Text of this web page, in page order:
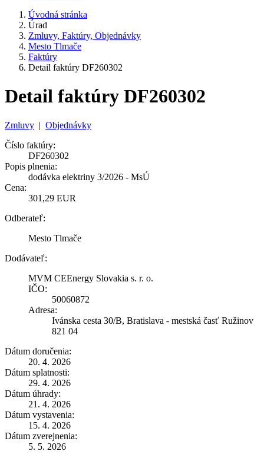
Úvodná stránka
Úrad
Zmluvy, Faktúry, Objednávky
Mesto Tlmače
Faktúry
Detail faktúry DF260302
Detail faktúry DF260302
Zmluvy | Objednávky
Číslo faktúry:
DF260302
Popis plnenia:
dodávka elektriny 3/2026 - MsÚ
Cena:
301,29 EUR
Odberateľ:
Mesto Tlmače
Dodávateľ:
MVM CEEnergy Slovakia s. r. o.
IČO:
50060872
Adresa:
Ivánska cesta 30/B, Bratislava - mestská časť Ružinov
821 04
Dátum doručenia:
20. 4. 2026
Dátum splatnosti:
29. 4. 2026
Dátum úhrady:
21. 4. 2026
Dátum vystavenia:
15. 4. 2026
Dátum zverejnenia:
5. 5. 2026